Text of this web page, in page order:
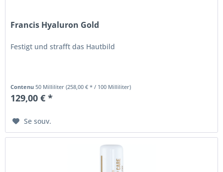
Francis Hyaluron Gold
Festigt und strafft das Hautbild
Contenu50 Milliliter(258,00 € * / 100 Milliliter)
129,00 € *
Se souv.